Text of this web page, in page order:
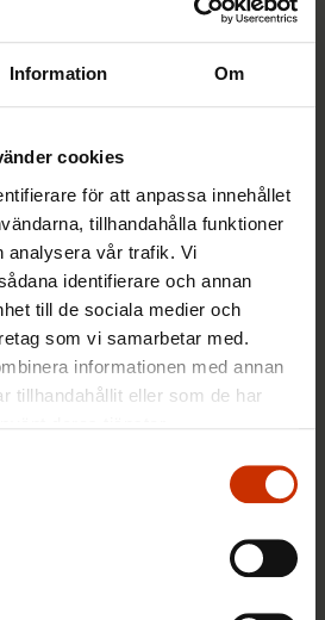
Information Om
cookies
för att anpassa innehållet
tillhandahålla funktioner
analysera vår trafik. Vi
identifierare och annan
till de sociala medier och
som vi samarbetar med.
informationen med annan
tillhandahållit eller som de har
JA SOPIMINEN